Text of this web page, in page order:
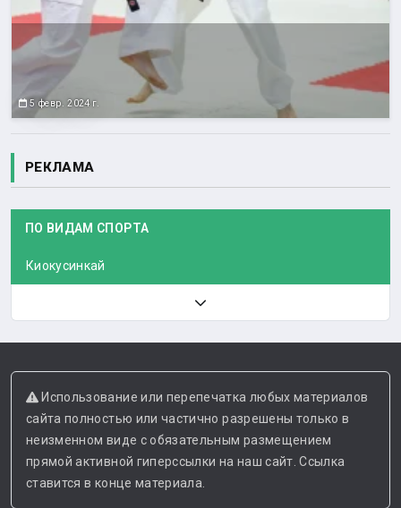
5 февр. 2024 г.
РЕКЛАМА
ПО ВИДАМ СПОРТА
Киокусинкай
Использование или перепечатка любых материалов
сайта полностью или частично разрешены только в
неизменном виде с обязательным размещением
прямой активной гиперссылки на наш сайт. Ссылка
ставится в конце материала.